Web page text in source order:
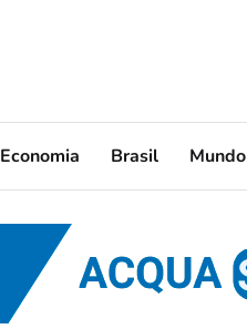
Economia Brasil Mundo